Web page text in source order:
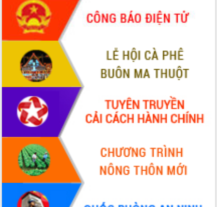
Hội nghị Báo cáo viên Trung ương
tháng 01/2026
Phó Thủ tướng Hồ Quốc Dũng đánh giá
cao kết quả Chiến dịch Quang Trung
tại Đắk Lắk
Hội nghị Ban Chấp hành Đảng bộ tỉnh
Đắk Lắk lần thứ 2 (mở rộng)
Tập trung giải phóng mặt bằng, đẩy
nhanh tiến độ Tuyến đường bộ ven
biển
Gỡ khó, khởi công xây dựng, sửa chữa
toàn bộ nhà ở cho hộ dân đúng tiến độ
đề ra
UBND tỉnh Đắk Lắk tổng kết công tác
quốc phòng, quân sự địa phương năm
2025
Tập trung triển khai quyết liệt, đồng bộ
các giải pháp nhằm thực hiện hiệu quả
các nhiệm vụ đề ra năm 2025